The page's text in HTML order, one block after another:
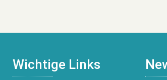
Wichtige Links